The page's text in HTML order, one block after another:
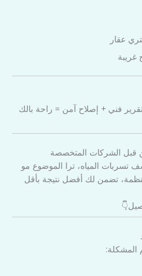
عقار
غريبة
فني + إصلاح آمن = راحة بالك
الشركات المتخصصة
المياه، ترا الموضوع مو
تضمن لك أفضل نتيجة بأقل
المشكلة: